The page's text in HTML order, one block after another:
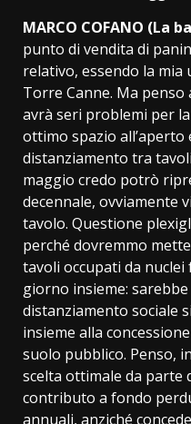
MARCO COFANO (La
punto di vendita di
relativo, essendo la mia
Torre Canne. Ma penso
avrà seri problemi per
ottimo spazio
distanziamento tra
maggio credo potrò
decennale, ovviamente
tavolo. Questione
perché dovremmo
tavoli occupati da
giorno insieme:
distanziamento sociale
insieme alla
suolo pubblico. Penso,
scelta ottimale da parte
contributo a fondo
annuali, anziché